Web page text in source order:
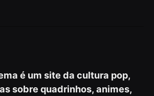
é um site da cultura pop,
sobre quadrinhos, animes,